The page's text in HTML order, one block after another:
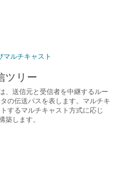
マルチキャスト
ツリー
、送信元と受信者を中継するルー
の伝送パスを表します。マルチキ
するマルチキャスト方式に応じ
築します。